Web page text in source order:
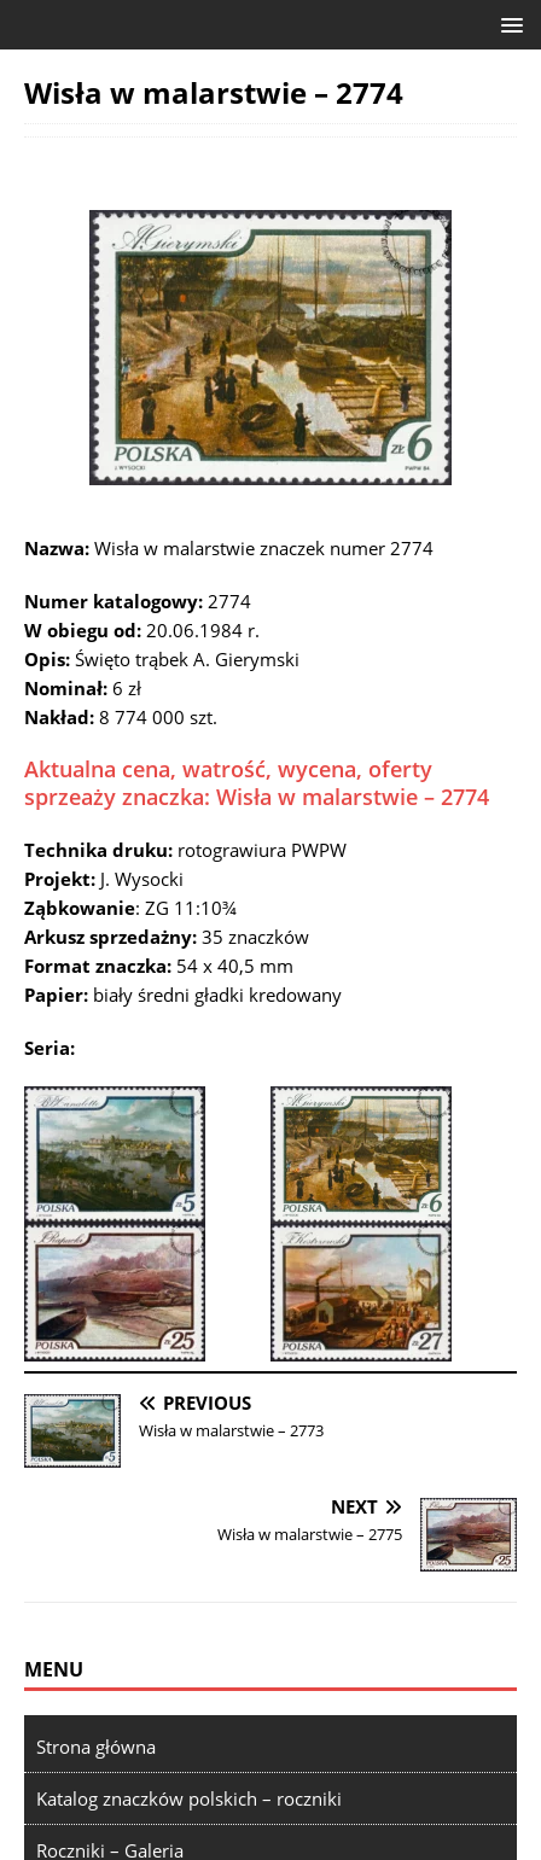
Wisła w malarstwie – 2774
Nazwa: Wisła w malarstwie znaczek numer 2774
Numer katalogowy: 2774
W obiegu od: 20.06.1984 r.
Opis: Święto trąbek A. Gierymski
Nominał: 6 zł
Nakład: 8 774 000 szt.
Aktualna cena, watrość, wycena, oferty
sprzeaży znaczka: Wisła w malarstwie – 2774
Technika druku: rotograwiura PWPW
Projekt: J. Wysocki
Ząbkowanie: ZG 11:10¾
Arkusz sprzedażny: 35 znaczków
Format znaczka: 54 x 40,5 mm
Papier: biały średni gładki kredowany
Seria:
PREVIOUS
Wisła w malarstwie – 2773
NEXT
Wisła w malarstwie – 2775
MENU
Strona główna
Katalog znaczków polskich – roczniki
Roczniki – Galeria